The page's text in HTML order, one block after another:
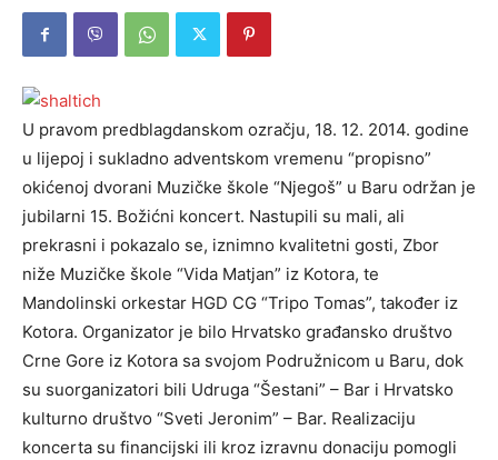
U pravom predblagdanskom ozračju, 18. 12. 2014. godine
u lijepoj i sukladno adventskom vremenu “propisno”
okićenoj dvorani Muzičke škole “Njegoš” u Baru održan je
jubilarni 15. Božićni koncert. Nastupili su mali, ali
prekrasni i pokazalo se, iznimno kvalitetni gosti, Zbor
niže Muzičke škole “Vida Matjan” iz Kotora, te
Mandolinski orkestar HGD CG “Tripo Tomas”, također iz
Kotora. Organizator je bilo Hrvatsko građansko društvo
Crne Gore iz Kotora sa svojom Podružnicom u Baru, dok
su suorganizatori bili Udruga “Šestani” – Bar i Hrvatsko
kulturno društvo “Sveti Jeronim” – Bar. Realizaciju
koncerta su financijski ili kroz izravnu donaciju pomogli